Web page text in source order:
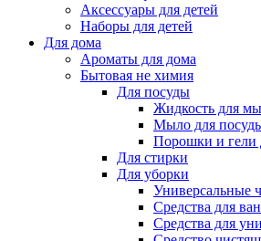
Аксессуары для детей
Наборы для детей
Для дома
Ароматы для дома
Бытовая не химия
Для посуды
Жидкость для
Мыло для
Порошки и гели
Для стирки
Для уборки
Универсальные
Средства для
Средства для